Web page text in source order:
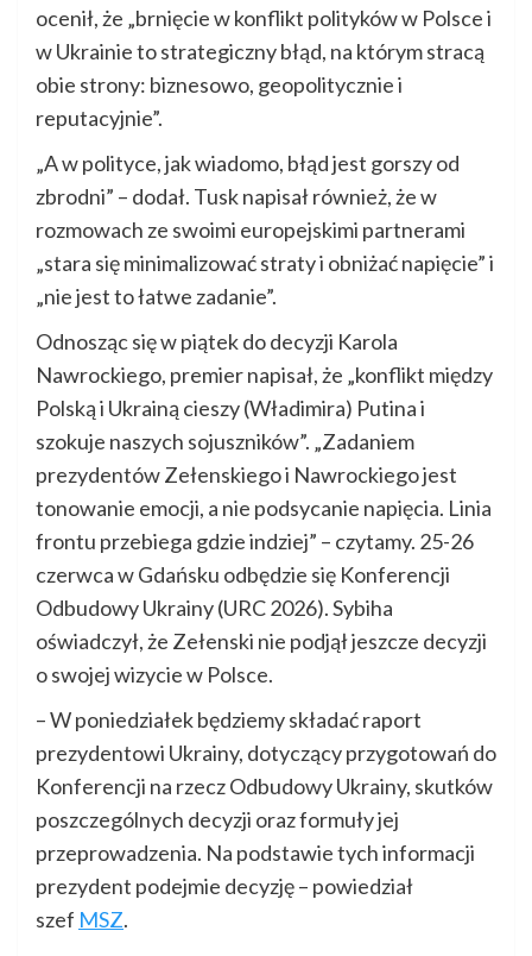
ocenił, że „brnięcie w konflikt polityków w Polsce i
w Ukrainie to strategiczny błąd, na którym stracą
obie strony: biznesowo, geopolitycznie i
reputacyjnie”.
„A w polityce, jak wiadomo, błąd jest gorszy od
zbrodni” – dodał. Tusk napisał również, że w
rozmowach ze swoimi europejskimi partnerami
„stara się minimalizować straty i obniżać napięcie” i
„nie jest to łatwe zadanie”.
Odnosząc się w piątek do decyzji Karola
Nawrockiego, premier napisał, że „konflikt między
Polską i Ukrainą cieszy (Władimira) Putina i
szokuje naszych sojuszników”. „Zadaniem
prezydentów Zełenskiego i Nawrockiego jest
tonowanie emocji, a nie podsycanie napięcia. Linia
frontu przebiega gdzie indziej” – czytamy. 25-26
czerwca w Gdańsku odbędzie się Konferencji
Odbudowy Ukrainy (URC 2026). Sybiha
oświadczył, że Zełenski nie podjął jeszcze decyzji
o swojej wizycie w Polsce.
– W poniedziałek będziemy składać raport
prezydentowi Ukrainy, dotyczący przygotowań do
Konferencji na rzecz Odbudowy Ukrainy, skutków
poszczególnych decyzji oraz formuły jej
przeprowadzenia. Na podstawie tych informacji
prezydent podejmie decyzję – powiedział
szef MSZ.